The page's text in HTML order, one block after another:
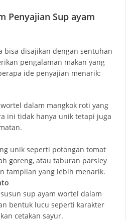
Penyajian Sup ayam
bisa disajikan dengan sentuhan
pengalaman makan yang
ide penyajian menarik:
dalam mangkok roti yang
ini tidak hanya unik tetapi juga
unik seperti potongan tomat
goreng, atau taburan parsley
tampilan yang lebih menarik.
sup ayam wortel dalam
bentuk lucu seperti karakter
cetakan sayur.